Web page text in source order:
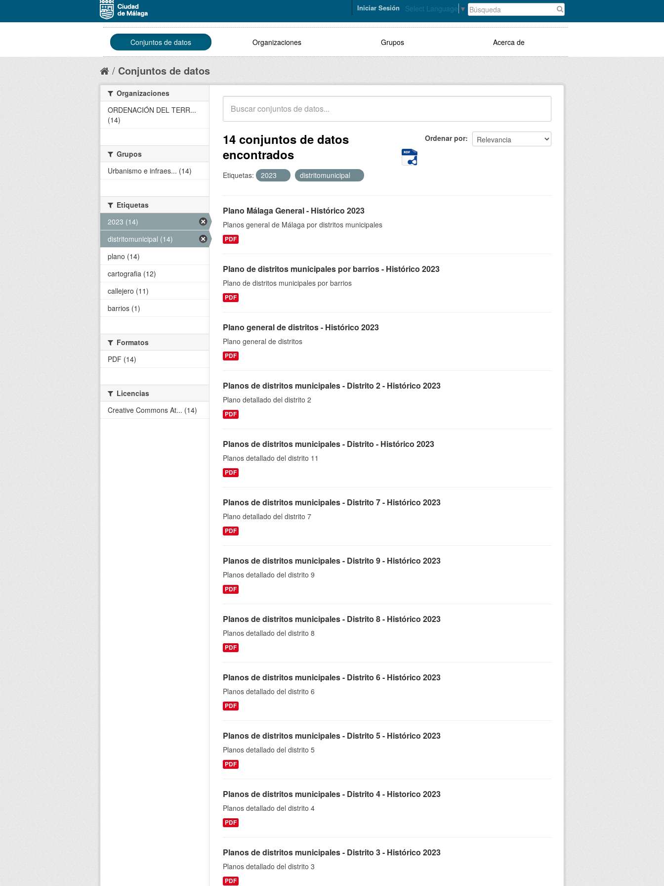
Select Language ▼
Iniciar Sesión
Conjuntos de datos Organizaciones Grupos Acerca de
Conjuntos de datos
Ordenar por
14 conjuntos de datos
encontrados
Etiquetas: 2023 distritomunicipal
Plano Málaga General - Histórico 2023
Planos general de Málaga por distritos municipales
PDF
Plano de distritos municipales por barrios - Histórico 2023
Plano de distritos municipales por barrios
PDF
Plano general de distritos - Histórico 2023
Plano general de distritos
PDF
Planos de distritos municipales - Distrito 2 - Histórico 2023
Plano detallado del distrito 2
PDF
Planos de distritos municipales - Distrito - Histórico 2023
Planos detallado del distrito 11
PDF
Planos de distritos municipales - Distrito 7 - Histórico 2023
Plano detallado del distrito 7
PDF
Planos de distritos municipales - Distrito 9 - Histórico 2023
Planos detallado del distrito 9
PDF
Planos de distritos municipales - Distrito 8 - Histórico 2023
Planos detallado del distrito 8
PDF
Planos de distritos municipales - Distrito 6 - Histórico 2023
Planos detallado del distrito 6
PDF
Planos de distritos municipales - Distrito 5 - Histórico 2023
Planos detallado del distrito 5
PDF
Planos de distritos municipales - Distrito 4 - Historico 2023
Planos detallado del distrito 4
PDF
Planos de distritos municipales - Distrito 3 - Histórico 2023
Planos detallado del distrito 3
PDF
Organizaciones
ORDENACIÓN DEL TERR...
(14)
Grupos
Urbanismo e infraes... (14)
Etiquetas
2023 (14)
distritomunicipal (14)
plano (14)
cartografia (12)
callejero (11)
barrios (1)
Formatos
PDF (14)
Licencias
Creative Commons At... (14)